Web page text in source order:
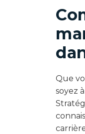
Que
soyez